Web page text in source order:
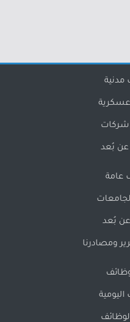
مدنية
شركات
بُعد
عامة
بُعد
ومصادرنا
اليومية